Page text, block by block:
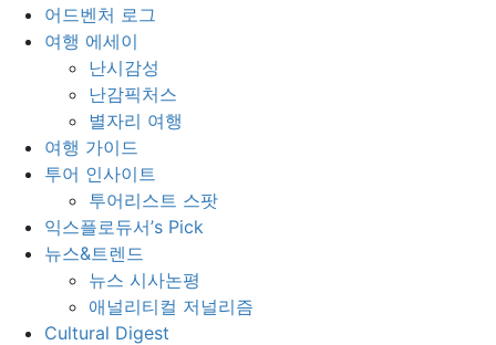
어드벤처 로그
여행 에세이
난시감성
난감픽처스
별자리 여행
여행 가이드
투어 인사이트
투어리스트 스팟
익스플로듀서’s Pick
뉴스&트렌드
뉴스 시사논평
애널리티컬 저널리즘
Cultural Digest